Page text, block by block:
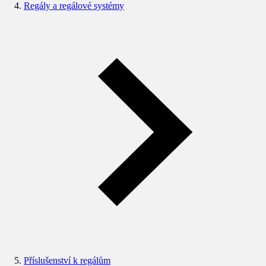
Regály a regálové systémy
Příslušenství k regálům